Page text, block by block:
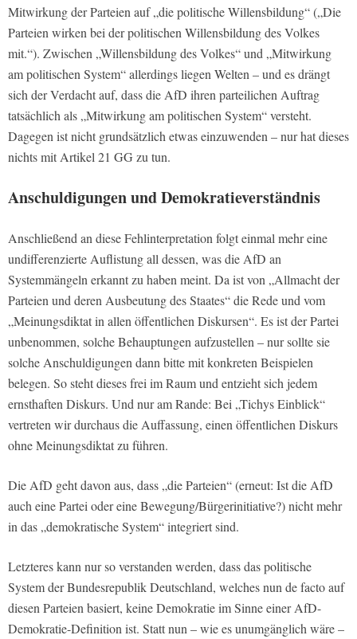
Mitwirkung der Parteien auf „die politische Willensbildung“ („Die
Parteien wirken bei der politischen Willensbildung des Volkes
mit.“). Zwischen „Willensbildung des Volkes“ und „Mitwirkung
am politischen System“ allerdings liegen Welten – und es drängt
sich der Verdacht auf, dass die AfD ihren parteilichen Auftrag
tatsächlich als „Mitwirkung am politischen System“ versteht.
Dagegen ist nicht grundsätzlich etwas einzuwenden – nur hat dieses
nichts mit Artikel 21 GG zu tun.
Anschuldigungen und Demokratieverständnis
Anschließend an diese Fehlinterpretation folgt einmal mehr eine
undifferenzierte Auflistung all dessen, was die AfD an
Systemmängeln erkannt zu haben meint. Da ist von „Allmacht der
Parteien und deren Ausbeutung des Staates“ die Rede und vom
„Meinungsdiktat in allen öffentlichen Diskursen“. Es ist der Partei
unbenommen, solche Behauptungen aufzustellen – nur sollte sie
solche Anschuldigungen dann bitte mit konkreten Beispielen
belegen. So steht dieses frei im Raum und entzieht sich jedem
ernsthaften Diskurs. Und nur am Rande: Bei „Tichys Einblick“
vertreten wir durchaus die Auffassung, einen öffentlichen Diskurs
ohne Meinungsdiktat zu führen.
Die AfD geht davon aus, dass „die Parteien“ (erneut: Ist die AfD
auch eine Partei oder eine Bewegung/Bürgerinitiative?) nicht mehr
in das „demokratische System“ integriert sind.
Letzteres kann nur so verstanden werden, dass das politische
System der Bundesrepublik Deutschland, welches nun de facto auf
diesen Parteien basiert, keine Demokratie im Sinne einer AfD-
Demokratie-Definition ist. Statt nun – wie es unumgänglich wäre –